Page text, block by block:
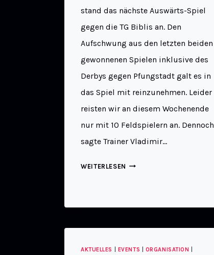
stand das nächste Auswärts-Spiel
gegen die TG Biblis an. Den
Aufschwung aus den letzten beiden
gewonnenen Spielen inklusive des
Derbys gegen Pfungstadt galt es in
das Spiel mit reinzunehmen. Leider
reisten wir an diesem Wochenende
nur mit 10 Feldspielern an. Dennoch
sagte Trainer Vladimir…
WEITERLESEN
AKTUELLES EVENTS ORGANISATION